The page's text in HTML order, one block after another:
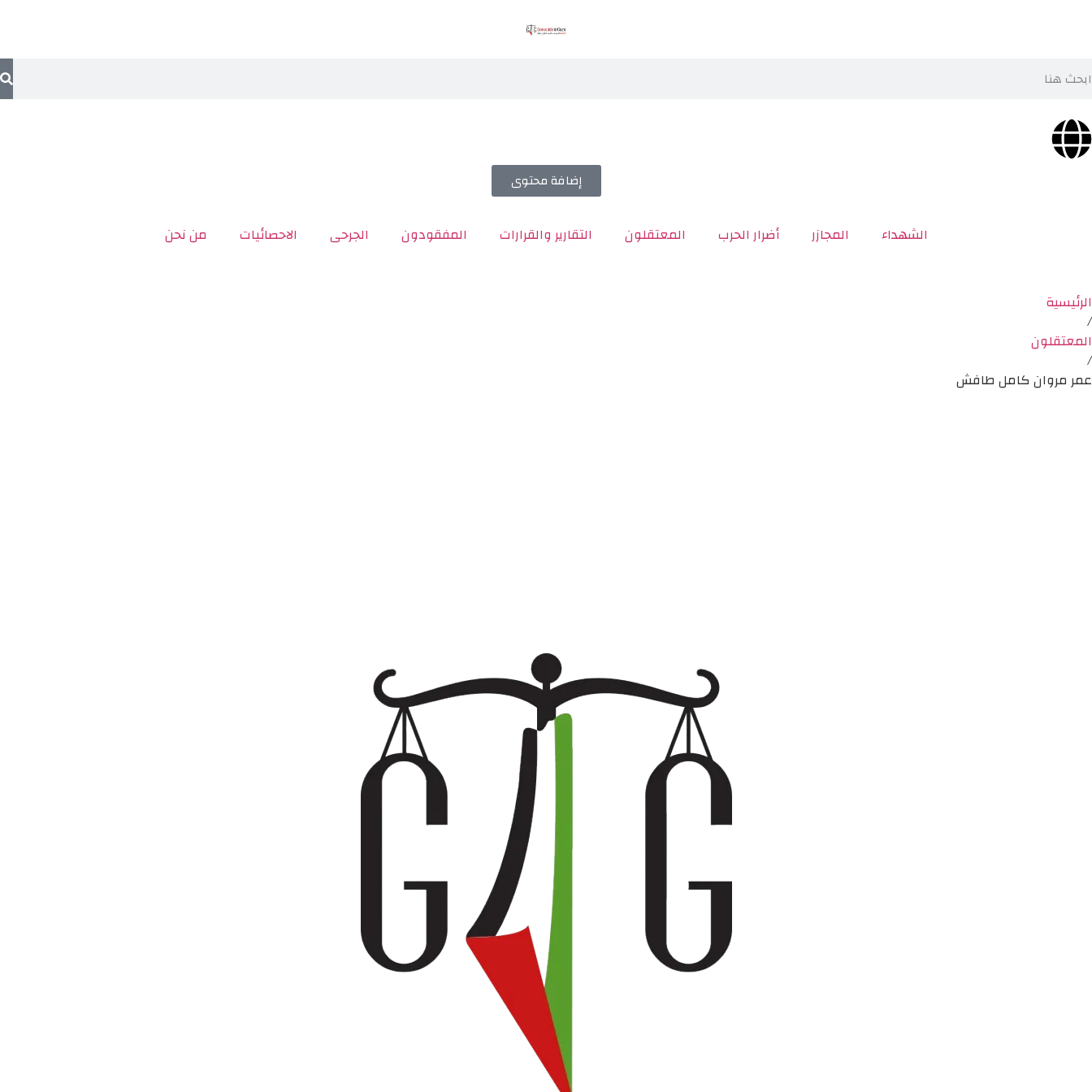
إضافة محتوى
الشهداء المجازر أضرار الحرب المعتقلون التقارير والقرارات المفقودون الجرحى الاحصائيات من نحن
الرئيسية
/
المعتقلون
/
عمر مروان كامل طافش